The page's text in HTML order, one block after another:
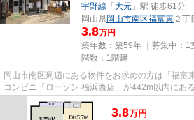
宇野線 「 大元 」駅 徒歩61分
岡山県岡山市南区福富東 ２丁
3.8万円
築年数：築59年 ｜募集中： 1
階数：1階建
岡山市南区周辺にある物件をお求めの方は「福富
コンビニ「ローソン 福浜西店」が442m以内にあ
に岡山福富郵便局があります。...
3.8万円